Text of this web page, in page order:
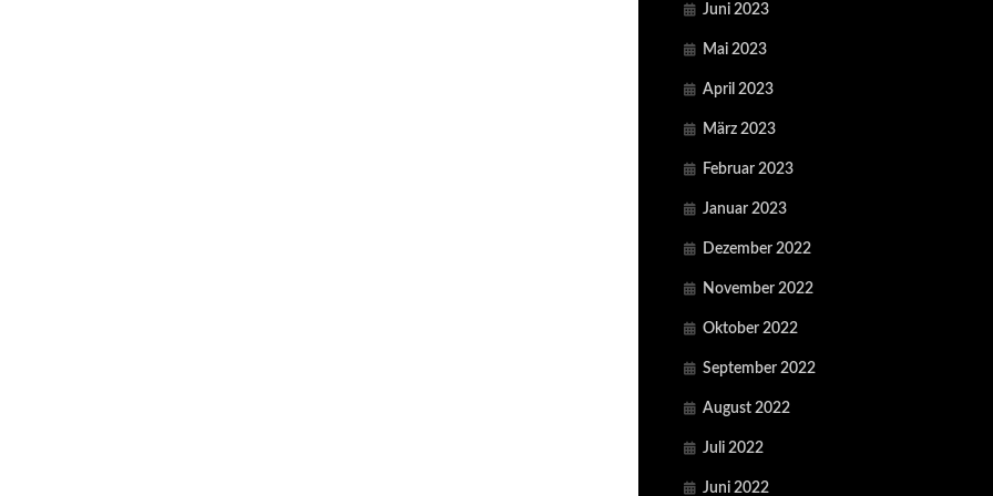
Juni 2023
Mai 2023
April 2023
März 2023
Februar 2023
Januar 2023
Dezember 2022
November 2022
Oktober 2022
September 2022
August 2022
Juli 2022
Juni 2022